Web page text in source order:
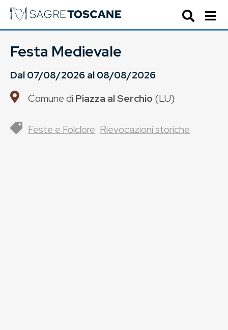
Festa Medievale
Dal07/08/2026al08/08/2026
Comune di Piazza al Serchio(LU)
Feste e Folclore Rievocazioni storiche